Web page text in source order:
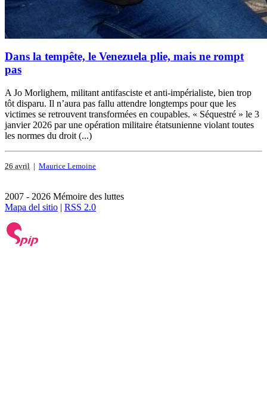
Dans la tempête, le Venezuela plie, mais ne rompt
pas
A Jo Morlighem, militant antifasciste et anti-impérialiste, bien trop
tôt disparu. Il n’aura pas fallu attendre longtemps pour que les
victimes se retrouvent transformées en coupables. « Séquestré » le 3
janvier 2026 par une opération militaire étatsunienne violant toutes
les normes du droit (...)
26 avril | Maurice Lemoine
2007 - 2026 Mémoire des luttes
Mapa del sitio | RSS 2.0